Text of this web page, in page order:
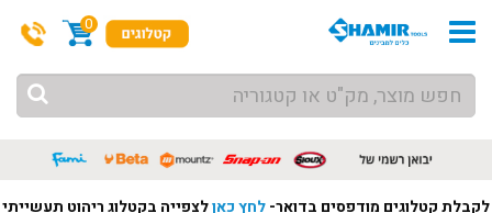
0
לקבלת קטלוגים מודפסים בדואר-לחץ כאןלצפייה בקטלוג ריהוט תעשייתי